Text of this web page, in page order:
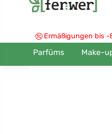
Ermäßigungen bis -
Parfüms Make-